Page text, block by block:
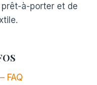
à-porter et de
FAQ